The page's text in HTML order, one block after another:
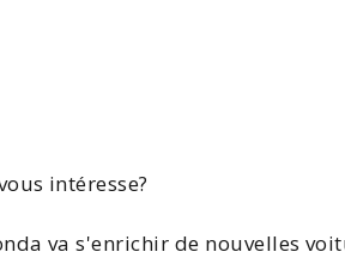
intéresse?
va s'enrichir de nouvelles